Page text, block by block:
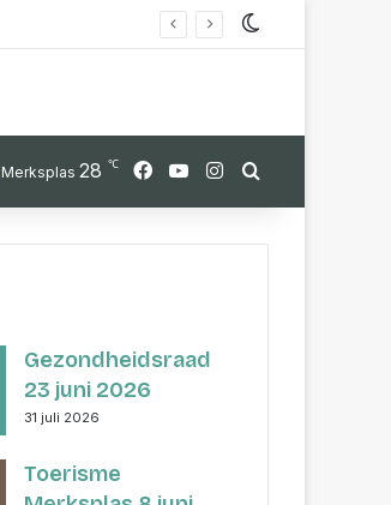
Merksplas 28 ℃ Facebook
YouTubeInstagram
Gezondheidsraad
23 juni 2026
31 juli 2026
Toerisme